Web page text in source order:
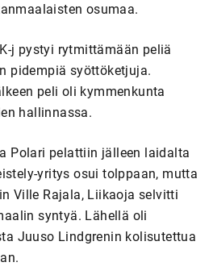
osumaa.
j pystyi rytmittämään peliä
pidempiä syöttöketjuja.
peli oli kymmenkunta
hallinnassa.
Polari pelattiin jälleen laidalta
yritys osui tolppaan, mutta
Ville Rajala, Liikaoja selvitti
syntyä. Lähellä oli
Juuso Lindgrenin kolisutettua